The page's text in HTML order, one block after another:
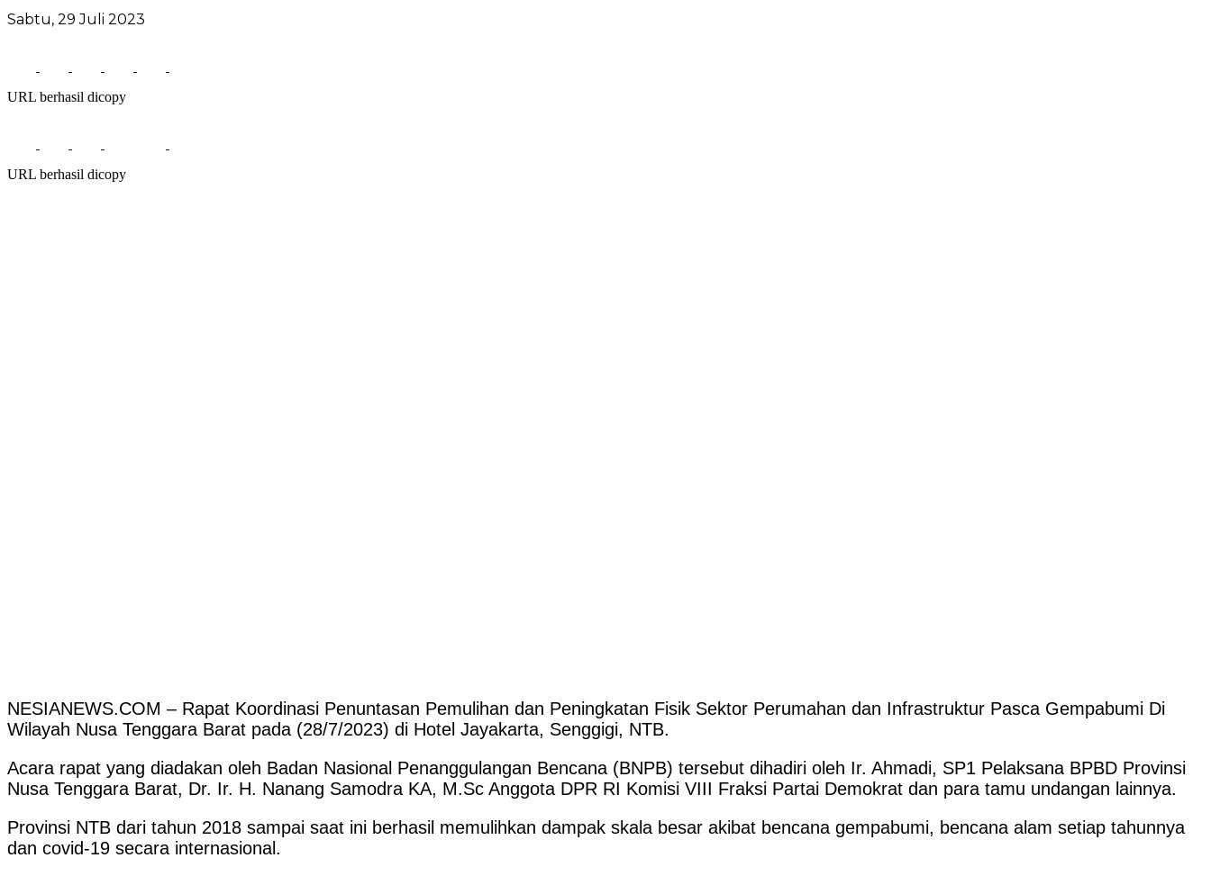
Sabtu, 29 Juli 2023
URL berhasil dicopy
URL berhasil dicopy
NESIANEWS.COM – Rapat Koordinasi Penuntasan Pemulihan dan Peningkatan Fisik Sektor Perumahan dan Infrastruktur Pasca Gempabumi Di
Wilayah Nusa Tenggara Barat pada (28/7/2023) di Hotel Jayakarta, Senggigi, NTB.
Acara rapat yang diadakan oleh Badan Nasional Penanggulangan Bencana (BNPB) tersebut dihadiri oleh Ir. Ahmadi, SP1 Pelaksana BPBD Provinsi
Nusa Tenggara Barat, Dr. Ir. H. Nanang Samodra KA, M.Sc Anggota DPR RI Komisi VIII Fraksi Partai Demokrat dan para tamu undangan lainnya.
Provinsi NTB dari tahun 2018 sampai saat ini berhasil memulihkan dampak skala besar akibat bencana gempabumi, bencana alam setiap tahunnya
dan covid-19 secara internasional.